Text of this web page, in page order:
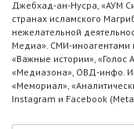
Джебхад-ан-Нусра, «АУМ
странах исламского
нежелательной
Медиа». СМИ-иноагентами
«Важные истории», «Голос
«Медиазона», ОВД-инфо.
«Мемориал»,
Instagram и Facebook